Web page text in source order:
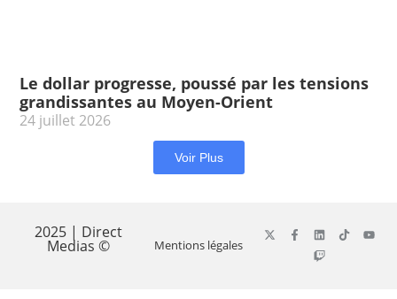
Le dollar progresse, poussé par les tensions
grandissantes au Moyen-Orient
24 juillet 2026
Voir Plus
2025 | Direct
Medias © Mentions légales